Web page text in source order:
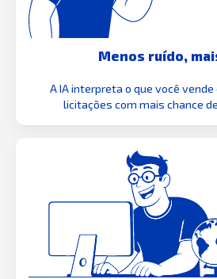
Menos ruído,
A IA interpreta o que você vende
licitações com mais chance